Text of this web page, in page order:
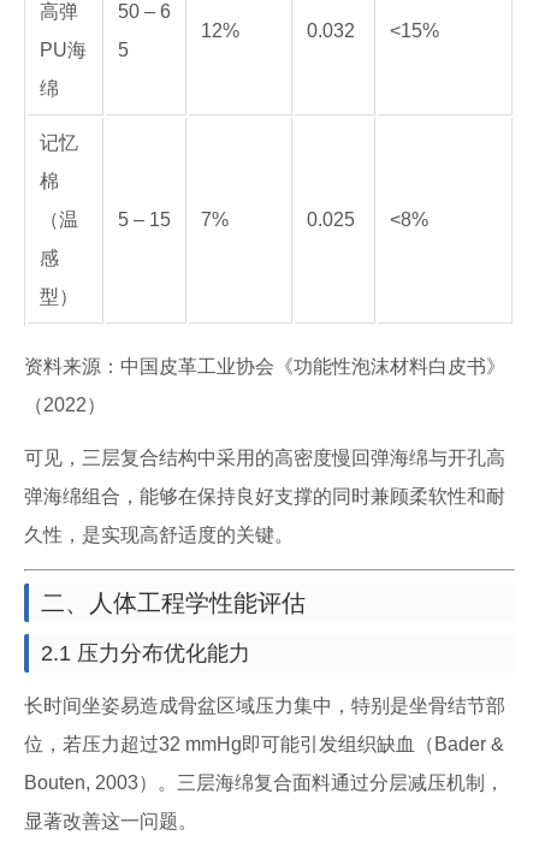
高弹
PU海
绵
50 – 6
5
12% 0.032 <15%
记忆
棉
（温
感
型）
5 – 15 7% 0.025 <8%
资料来源：中国皮革工业协会《功能性泡沫材料白皮书》
（2022）
可见，三层复合结构中采用的高密度慢回弹海绵与开孔高
弹海绵组合，能够在保持良好支撑的同时兼顾柔软性和耐
久性，是实现高舒适度的关键。
二、人体工程学性能评估
2.1 压力分布优化能力
长时间坐姿易造成骨盆区域压力集中，特别是坐骨结节部
位，若压力超过32 mmHg即可能引发组织缺血（Bader &
Bouten, 2003）。三层海绵复合面料通过分层减压机制，
显著改善这一问题。